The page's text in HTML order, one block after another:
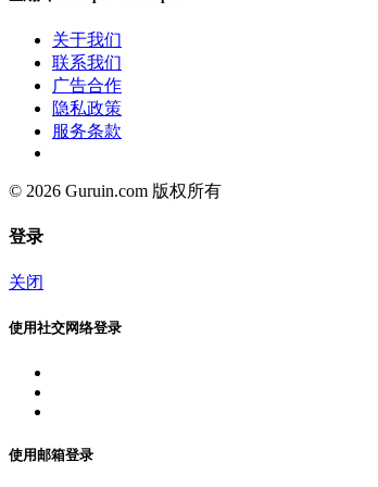
关于我们
联系我们
广告合作
隐私政策
服务条款
© 2026 Guruin.com 版权所有
登录
关闭
使用社交网络登录
使用邮箱登录